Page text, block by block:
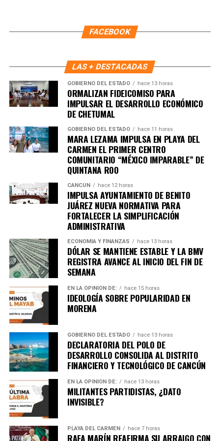
5. UE y Mercosur ultiman detalles
para firmar acuerdo histórico
se reunieron con autoridades europeas para cerrar los
últimos puntos delacuerdo comercial UE–Mercosur,
cuya firma está prevista para mañana. El pacto es
considerado uno de los más amplios de la última década.
6. Inundaciones dejan más de cien
muertos en el sur de África
Lluvias torrenciales provocaroninundaciones severas
en Mozambique, Sudáfrica y Zimbabue, dejando más de
100 fallecidos y miles de viviendas destruidas. Equipos
de rescate continúan trabajando en zonas incomunicadas.
7. Uganda vive jornada violenta tras
arresto de Bobi Wine
Al menos siete personas murieron en enfrentamientos
entre manifestantes y fuerzas de seguridad luego de la
detención del líder opositor
helicóptero a un destino no revelado. Organizaciones
internacionales expresaron preocupación por el clima
electoral.
8. Expresidente surcoreano Yoon
Suk Yeol es condenado a cinco años
Un tribunal de Corea del Sur sentenció al exmandatario a
cinco años de prisiónpor obstrucción de justicia
FACEBOOK
LAS + DESTACADAS
GOBIERNO DEL ESTADO hace 13 horas
ORMALIZAN FIDEICOMISO PARA
IMPULSAR EL DESARROLLO ECONÓMICO
DE CHETUMAL
GOBIERNO DEL ESTADO hace 11 horas
MARA LEZAMA IMPULSA EN PLAYA DEL
CARMEN EL PRIMER CENTRO
COMUNITARIO “MÉXICO IMPARABLE” DE
QUINTANA ROO
CANCÚN hace 12 horas
IMPULSA AYUNTAMIENTO DE BENITO
JUÁREZ NUEVA NORMATIVA PARA
FORTALECER LA SIMPLIFICACIÓN
ADMINISTRATIVA
ECONOMÍA Y FINANZAS hace 13 horas
DÓLAR SE MANTIENE ESTABLE Y LA BMV
REGISTRA AVANCE AL INICIO DEL FIN DE
SEMANA
EN LA OPINIÓN DE: hace 15 horas
IDEOLOGÍA SOBRE POPULARIDAD EN
MORENA
GOBIERNO DEL ESTADO hace 13 horas
DECLARATORIA DEL POLO DE
DESARROLLO CONSOLIDA AL DISTRITO
FINANCIERO Y TECNOLÓGICO DE CANCÚN
EN LA OPINIÓN DE: hace 13 horas
MILITANTES PARTIDISTAS, ¿DATO
INVISIBLE?
PLAYA DEL CARMEN hace 7 horas
RAFA MARÍN REAFIRMA SU ARRAIGO CON